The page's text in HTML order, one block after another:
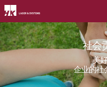
公司介绍
公司简介
光纤∨
客户支援
社会
美
企业的社